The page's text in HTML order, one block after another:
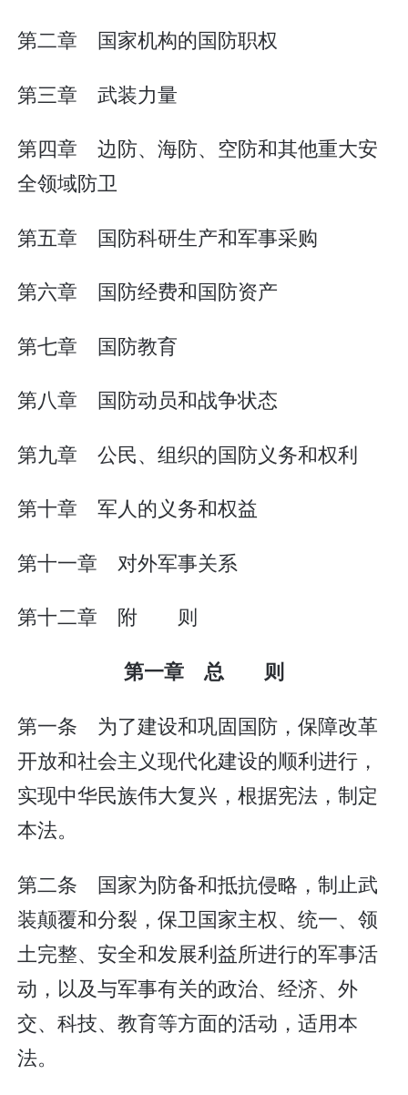
第二章 国家机构的国防职权
第三章 武装力量
第四章 边防、海防、空防和其他重大安
全领域防卫
第五章 国防科研生产和军事采购
第六章 国防经费和国防资产
第七章 国防教育
第八章 国防动员和战争状态
第九章 公民、组织的国防义务和权利
第十章 军人的义务和权益
第十一章 对外军事关系
第十二章 附 则
第一章 总 则
第一条 为了建设和巩固国防，保障改革
开放和社会主义现代化建设的顺利进行，
实现中华民族伟大复兴，根据宪法，制定
本法。
第二条 国家为防备和抵抗侵略，制止武
装颠覆和分裂，保卫国家主权、统一、领
土完整、安全和发展利益所进行的军事活
动，以及与军事有关的政治、经济、外
交、科技、教育等方面的活动，适用本
法。